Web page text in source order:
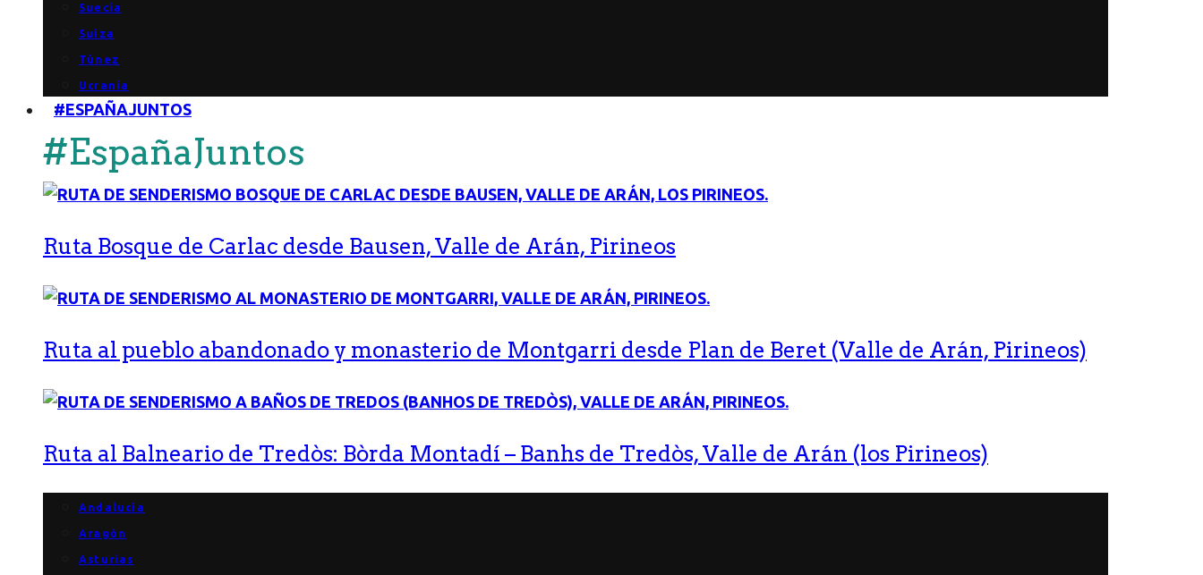
Suecia
Suiza
Túnez
Ucrania
#ESPAÑAJUNTOS
#EspañaJuntos
Ruta Bosque de Carlac desde Bausen, Valle de Arán, Pirineos
Ruta al pueblo abandonado y monasterio de Montgarri desde Plan de Beret (Valle de Arán, Pirineos)
Ruta al Balneario de Tredòs: Bòrda Montadí – Banhs de Tredòs, Valle de Arán (los Pirineos)
Andalucía
Aragón
Asturias